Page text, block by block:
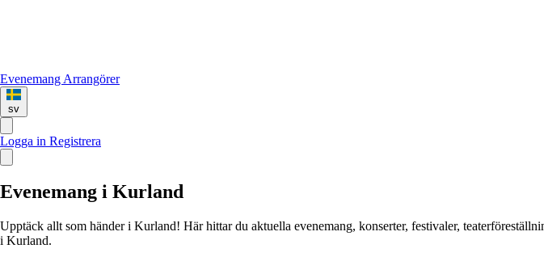
Evenemang Arrangörer
sv
Logga in Registrera
Evenemang i Kurland
Upptäck allt som händer i Kurland! Här hittar du aktuella evenemang, konserter, festivaler,
i Kurland.